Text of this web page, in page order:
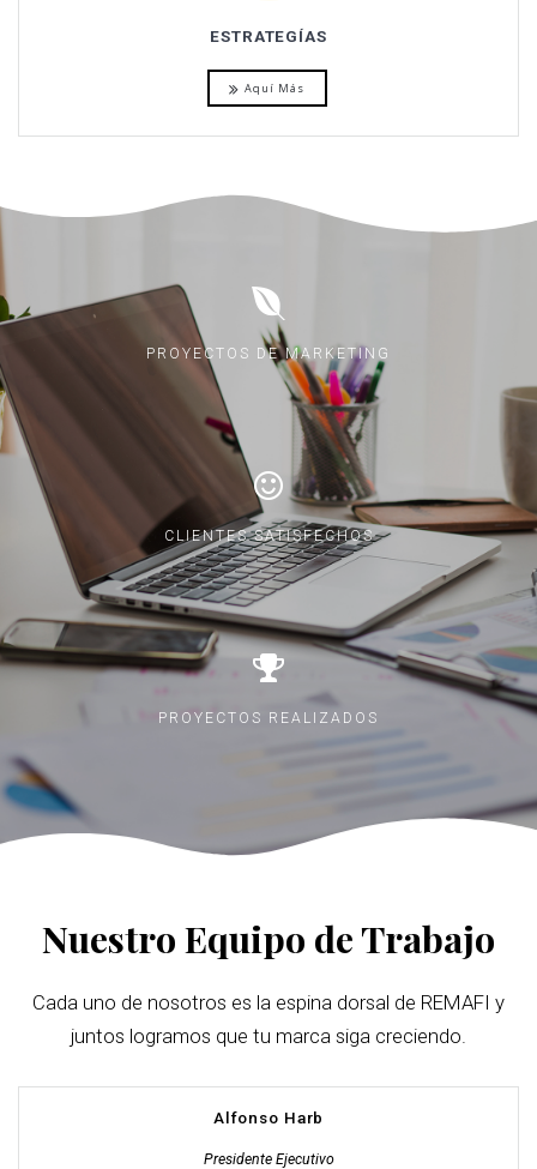
ESTRATEGÍAS
Aquí Más
PROYECTOS DE MARKETING
CLIENTES SATISFECHOS
PROYECTOS REALIZADOS
Nuestro Equipo de Trabajo
Cada uno de nosotros es la espina dorsal de REMAFI y
juntos logramos que tu marca siga creciendo.
Alfonso Harb
Presidente Ejecutivo